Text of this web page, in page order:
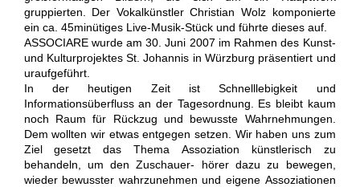
gruppierten. Der Vokalkünstler Christian Wolz komponierte
ein ca. 45minütiges Live-Musik-Stück und führte dieses auf.
ASSOCIARE wurde am 30. Juni 2007 im Rahmen des Kunst-
und Kulturprojektes St. Johannis in Würzburg präsentiert und
uraufgeführt.
In der heutigen Zeit ist Schnelllebigkeit und
Informationsüberfluss an der Tagesordnung. Es bleibt kaum
noch Raum für Rückzug und bewusste Wahrnehmungen.
Dem wollten wir etwas entgegen setzen. Wir haben uns zum
Ziel gesetzt das Thema Assoziation künstlerisch zu
behandeln, um den Zuschauer- hörer dazu zu bewegen,
wieder bewusster wahrzunehmen und eigene Assoziationen